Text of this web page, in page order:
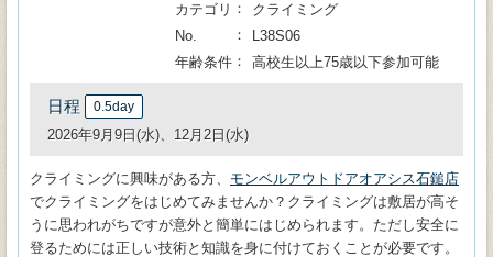
カテゴリ
クライミング
No.
L38S06
年齢条件
高校生以上75歳以下参加可能
日程 0.5day
2026年9月9日(水)、12月2日(水)
クライミングに興味がある方、 モンベルアウトドアオアシス石鎚店
でクライミングをはじめてみませんか？クライミングは敷居が高そ
うに思われがちですが意外と簡単にはじめられます。ただし安全に
登るためには正しい技術と知識を身に付けておくことが必要です。